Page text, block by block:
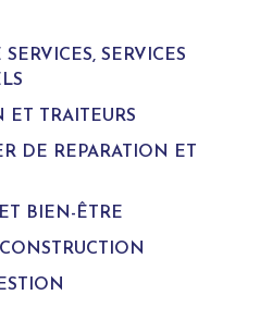
SERVICES
ET TRAITEURS
DE REPARATION ET
BIEN-ÊTRE